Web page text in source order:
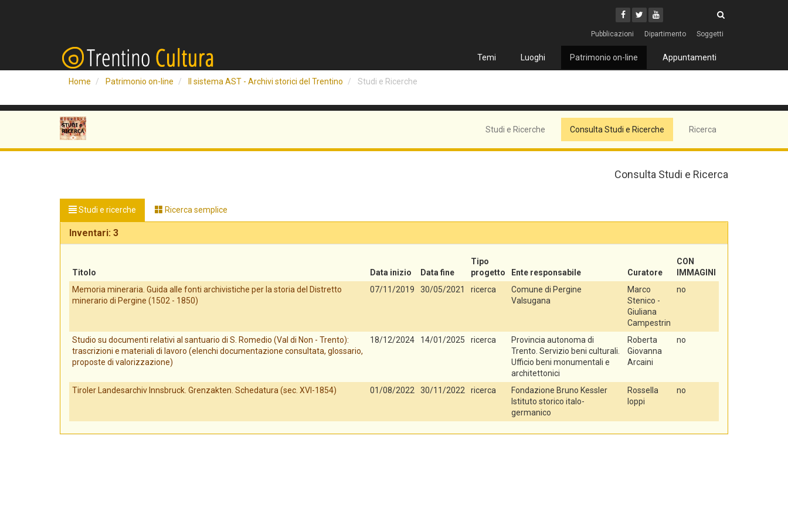
Facebook
Twitter
Youtube
Pubblicazioni Dipartimento Soggetti
Temi Luoghi Patrimonio on-line Appuntamenti
Home Patrimonio on-line Il sistema AST - Archivi storici del Trentino Studi e Ricerche
Studi e Ricerche Consulta Studi e Ricerche Ricerca
Consulta Studi e Ricerca
Studi e ricerche Ricerca semplice
Inventari: 3
Titolo Data inizio Data fine
Tipo
progetto
Ente responsabile Curatore
CON
IMMAGINI
Memoria mineraria. Guida alle fonti archivistiche per la storia del Distretto
minerario di Pergine (1502 - 1850)
07/11/2019 30/05/2021 ricerca
Comune di Pergine
Valsugana
Marco
Stenico -
Giuliana
Campestrin
no
Studio su documenti relativi al santuario di S. Romedio (Val di Non - Trento):
trascrizioni e materiali di lavoro (elenchi documentazione consultata, glossario,
proposte di valorizzazione)
18/12/2024 14/01/2025 ricerca
Provincia autonoma di
Trento. Servizio beni culturali.
Ufficio beni monumentali e
architettonici
Roberta
Giovanna
Arcaini
no
Tiroler Landesarchiv Innsbruck. Grenzakten. Schedatura (sec. XVI-1854) 01/08/2022 30/11/2022 ricerca
Fondazione Bruno Kessler
Istituto storico italo-
germanico
Rossella
Ioppi
no